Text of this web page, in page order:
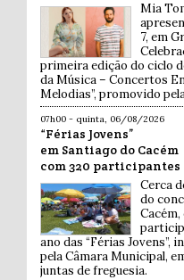
Mia
7, em
primeira edição do ciclo
da Música – Concertos
Melodias”, promovido
07h00 - quinta, 06/08/2026
“Férias Jovens”
em Santiago do Cacém
com 320 participantes
Cerca
do
Cacém,
ano das “Férias Jovens”,
pela Câmara Municipal,
juntas de freguesia.